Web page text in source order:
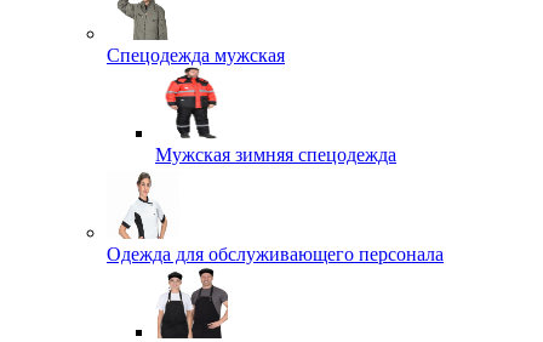
Спецодежда мужская
Мужская зимняя спецодежда
Одежда для обслуживающего персонала